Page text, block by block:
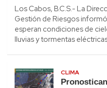
Los Cabos, B.C.S.- La
Gestión de Riesgos
esperan condiciones de
lluvias y tormentas
CLIMA